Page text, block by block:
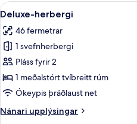
Skoða
allar
myndir
fyrir
Deluxe-
herbergi
1
Deluxe-herbergi
46 fermetrar
1 svefnherbergi
Pláss fyrir 2
1 meðalstórt tvíbreitt rúm
Ókeypis þráðlaust net
Nánari upplýsingar
Nánari